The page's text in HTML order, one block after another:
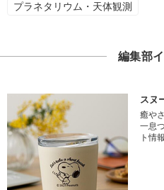
プラネタリウム・天体観測
編集部
スヌ
癒や
一息
ト情